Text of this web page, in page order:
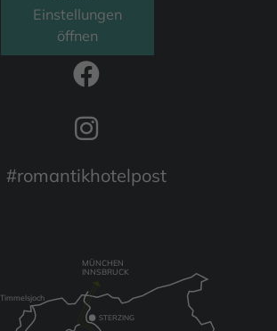
Einstellungen
öffnen
FOLGEN SIE UNS
#romantikhotelpost
STERZING
MÜNCHEN
INNSBRUCK
Timmelsjoch